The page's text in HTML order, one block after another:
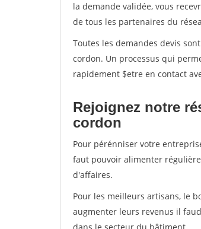
la demande validée, vous
de tous les partenaires du
Toutes les demandes devis
cordon. Un processus qui
rapidement $etre en contact
Rejoignez notre
cordon
Pour pérénniser votre
faut pouvoir alimenter
d'affaires.
Pour les meilleurs artisans, le
augmenter leurs revenus il